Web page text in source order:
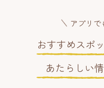
アプリで
おすすめスポ
あたらしい